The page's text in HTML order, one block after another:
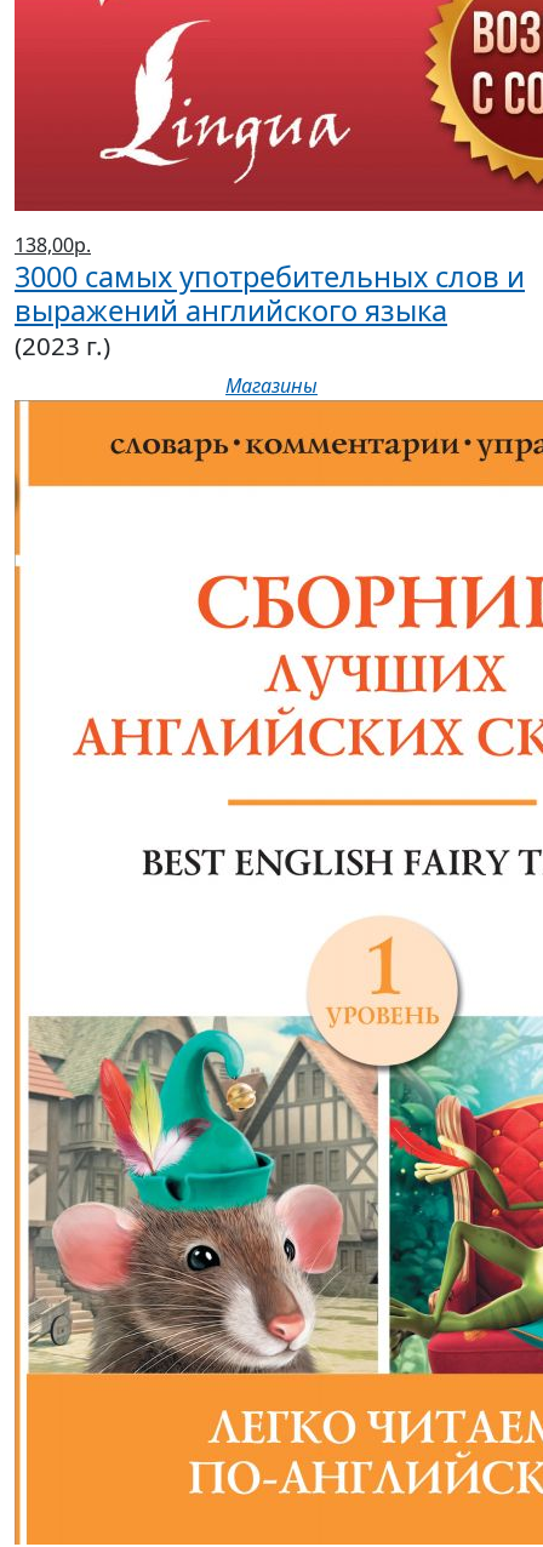
138,00р.
3000 самых употребительных слов и
выражений английского языка
(2023 г.)
Магазины